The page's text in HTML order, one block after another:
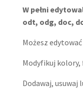
W pełni
odt, odg, doc,
Możesz
Modyfikuj kolory,
Dodawaj, usuwaj